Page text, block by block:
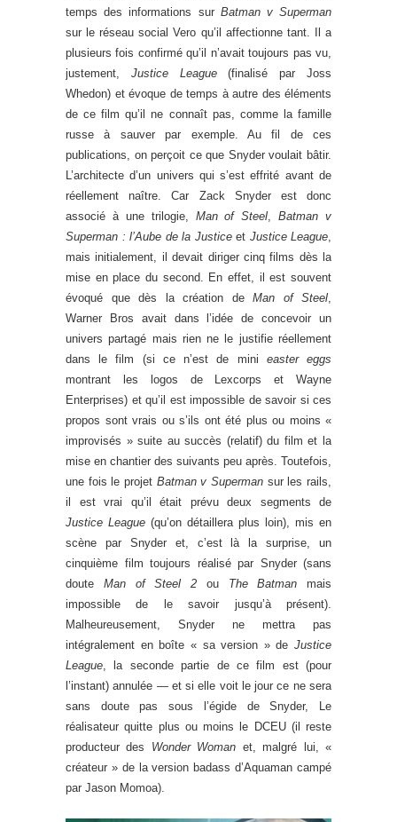
temps des informations sur Batman v Superman
sur le réseau social Vero qu’il affectionne tant. Il a
plusieurs fois confirmé qu’il n’avait toujours pas vu,
justement, Justice League(finalisé par Joss
Whedon) et évoque de temps à autre des éléments
de ce film qu’il ne connaît pas, comme la famille
russe à sauver par exemple. Au fil de ces
publications, on perçoit ce que Snyder voulait bâtir.
L’architecte d’un univers qui s’est effrité avant de
réellement naître. Car Zack Snyder est donc
associé à une trilogie, Man of Steel,Batman v
Superman : l’Aube de la Justiceet Justice League,
mais initialement, il devait diriger cinq films dès la
mise en place du second. En effet, il est souvent
évoqué que dès la création de Man of Steel,
Warner Bros avait dans l’idée de concevoir un
univers partagé mais rien ne le justifie réellement
dans le film (si ce n’est de mini easter eggs
montrant les logos de Lexcorps et Wayne
Enterprises) et qu’il est impossible de savoir si ces
propos sont vrais ou s’ils ont été plus ou moins «
improvisés » suite au succès (relatif) du film et la
mise en chantier des suivants peu après. Toutefois,
une fois le projet Batman v Superman sur les rails,
il est vrai qu’il était prévu deux segments de
Justice League (qu’on détaillera plus loin), mis en
scène par Snyder et, c’est là la surprise, un
cinquième film toujours réalisé par Snyder (sans
doute Man of Steel 2 ou The Batman mais
impossible de le savoir jusqu’à présent).
Malheureusement, Snyder ne mettra pas
intégralement en boîte « sa version » de Justice
League, la seconde partie de ce film est (pour
l’instant) annulée — et si elle voit le jour ce ne sera
sans doute pas sous l’égide de Snyder, Le
réalisateur quitte plus ou moins le DCEU (il reste
producteur des Wonder Woman et, malgré lui, «
créateur » de la version badass d’Aquaman campé
par Jason Momoa).